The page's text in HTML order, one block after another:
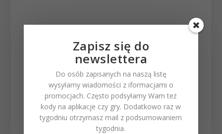
Zapisz się do
newslettera
Do osób zapisanych na naszą listę
wysyłamy wiadomości z iformacjami o
promocjach. Często podsyłamy Wam też
kody na aplikacje czy gry. Dodatkowo raz w
tygodniu otrzymasz mail z podsumowaniem
tygodnia.